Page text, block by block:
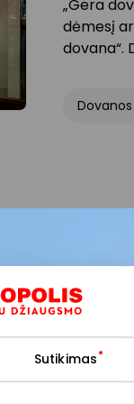
Sutikimas
„Gera
dėmesį
dovana“.
Dovanos
Pirmieji